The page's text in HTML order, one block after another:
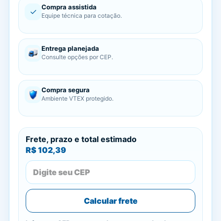
✓ Compra assistida
Equipe técnica para cotação.
Entrega planejada
Consulte opções por CEP.
Compra segura
Ambiente VTEX protegido.
Frete, prazo e total estimado
R$ 102,39
Calcular frete